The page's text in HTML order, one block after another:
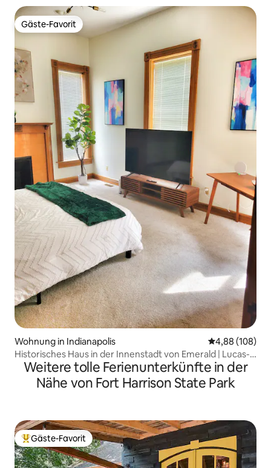
Gäste-Favorit
Gäste-Favorit
Wohnung in Indianapolis
4,88 (108)
Historisches Haus in der Innenstadt von Emerald | Lucas-
Oil-Stadion
Weitere tolle Ferienunterkünfte in der
Nähe von Fort Harrison State Park
Beliebter Gäste-Favorit.
Gäste-Favorit